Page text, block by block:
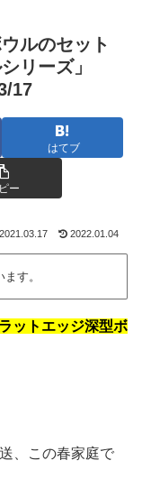
ルのセット
シリーズ」
17
はてブ
ー
2021.03.17 2022.01.04
す。
ットエッジ深型ボ
、この春家庭で